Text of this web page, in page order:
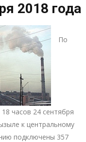
2018 года
По
часов 24 сентября
к центральному
подключены 357